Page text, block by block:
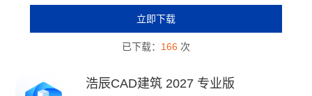
立即下载
已下载： 166 次
浩辰CAD建筑 2027 专业版